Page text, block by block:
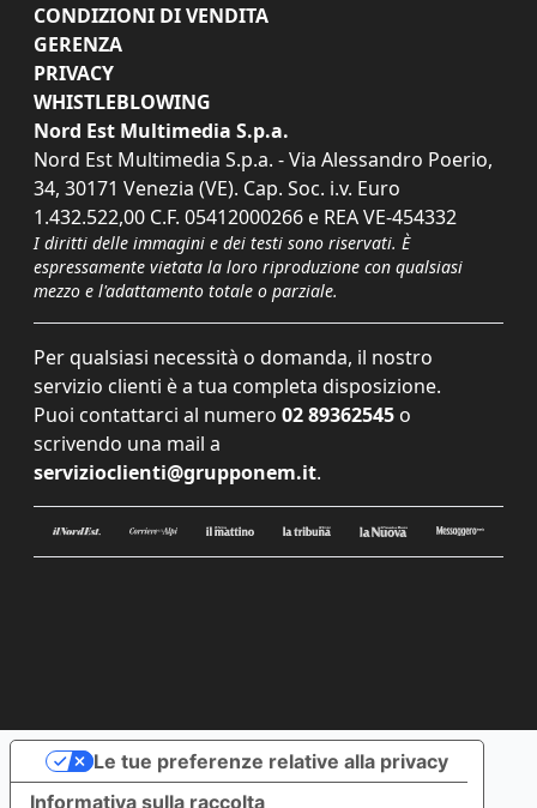
CONDIZIONI DI VENDITA
GERENZA
PRIVACY
WHISTLEBLOWING
Nord Est Multimedia S.p.a.
Nord Est Multimedia S.p.a. - Via Alessandro Poerio,
34, 30171 Venezia (VE). Cap. Soc. i.v. Euro
1.432.522,00 C.F. 05412000266 e REA VE-454332
I diritti delle immagini e dei testi sono riservati. È
espressamente vietata la loro riproduzione con qualsiasi
mezzo e l'adattamento totale o parziale.
Per qualsiasi necessità o domanda, il nostro
servizio clienti è a tua completa disposizione.
Puoi contattarci al numero 02 89362545 o
scrivendo una mail a
servizioclienti@grupponem.it.
Informativa sulla raccolta
Le tue preferenze relative alla privacy